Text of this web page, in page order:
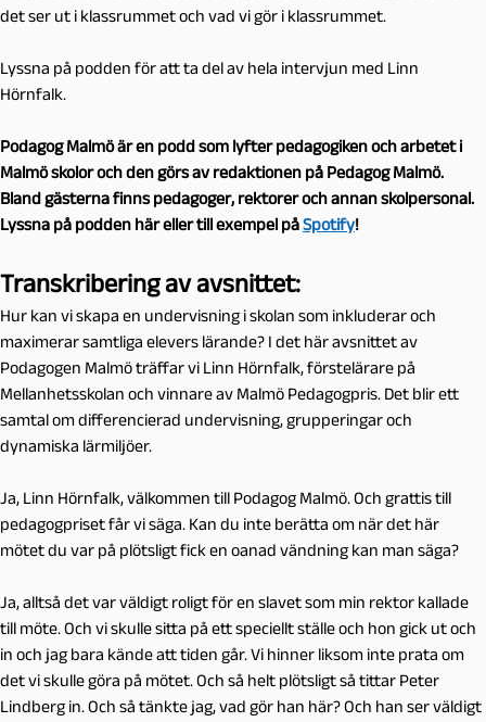
det ser ut i klassrummet och vad vi gör i klassrummet.
Lyssna på podden för att ta del av hela intervjun med Linn
Hörnfalk.
Podagog Malmö är en podd som lyfter pedagogiken och arbetet i
Malmö skolor och den görs av redaktionen på Pedagog Malmö.
Bland gästerna finns pedagoger, rektorer och annan skolpersonal.
Lyssna på podden här eller till exempel påSpotify!
Transkribering av avsnittet:
Hur kan vi skapa en undervisning i skolan som inkluderar och
maximerar samtliga elevers lärande? I det här avsnittet av
Podagogen Malmö träffar vi Linn Hörnfalk, förstelärare på
Mellanhetsskolan och vinnare av Malmö Pedagogpris. Det blir ett
samtal om differencierad undervisning, grupperingar och
dynamiska lärmiljöer.
Ja, Linn Hörnfalk, välkommen till Podagog Malmö. Och grattis till
pedagogpriset får vi säga. Kan du inte berätta om när det här
mötet du var på plötsligt fick en oanad vändning kan man säga?
Ja, alltså det var väldigt roligt för en slavet som min rektor kallade
till möte. Och vi skulle sitta på ett speciellt ställe och hon gick ut och
in och jag bara kände att tiden går. Vi hinner liksom inte prata om
det vi skulle göra på mötet. Och så helt plötsligt så tittar Peter
Lindberg in. Och så tänkte jag, vad gör han här? Och han ser väldigt